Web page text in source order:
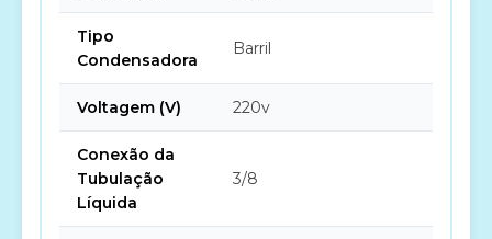
Tipo
Condensadora
Barril
Voltagem (V) 220v
Conexão da
Tubulação
Líquida
3/8